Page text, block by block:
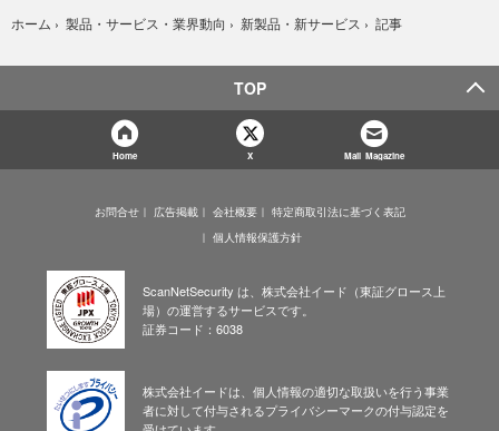
ホーム › 製品・サービス・業界動向 › 新製品・新サービス › 記事
TOP
Home X Mail Magazine
お問合せ 広告掲載 会社概要
特定商取引法に基づく表記
個人情報保護方針
ScanNetSecurity は、株式会社イード（東証グロース上
場）の運営するサービスです。
証券コード：6038
株式会社イードは、個人情報の適切な取扱いを行う事業
者に対して付与されるプライバシーマークの付与認定を